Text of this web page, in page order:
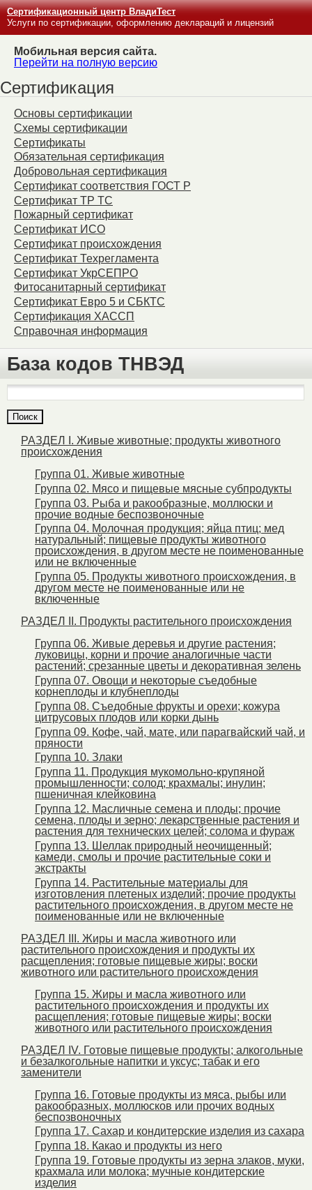
Сертификационный центр ВладиТест
Услуги по сертификации, оформлению деклараций и лицензий
Мобильная версия сайта.
Перейти на полную версию
Сертификация
Основы сертификации
Схемы сертификации
Сертификаты
Обязательная сертификация
Добровольная сертификация
Сертификат соответствия ГОСТ Р
Сертификат ТР ТС
Пожарный сертификат
Сертификат ИСО
Сертификат происхождения
Сертификат Техрегламента
Сертификат УкрСЕПРО
Фитосанитарный сертификат
Сертификат Евро 5 и СБКТС
Сертификация ХАССП
Справочная информация
База кодов ТНВЭД
РАЗДЕЛ I. Живые животные; продукты животного
происхождения
Группа 01. Живые животные
Группа 02. Мясо и пищевые мясные субпродукты
Группа 03. Рыба и ракообразные, моллюски и
прочие водные беспозвоночные
Группа 04. Молочная продукция; яйца птиц; мед
натуральный; пищевые продукты животного
происхождения, в другом месте не поименованные
или не включенные
Группа 05. Продукты животного происхождения, в
другом месте не поименованные или не
включенные
РАЗДЕЛ II. Продукты растительного происхождения
Группа 06. Живые деревья и другие растения;
луковицы, корни и прочие аналогичные части
растений; срезанные цветы и декоративная зелень
Группа 07. Овощи и некоторые съедобные
корнеплоды и клубнеплоды
Группа 08. Съедобные фрукты и орехи; кожура
цитрусовых плодов или корки дынь
Группа 09. Кофе, чай, мате, или парагвайский чай, и
пряности
Группа 10. Злаки
Группа 11. Продукция мукомольно-крупяной
промышленности; солод; крахмалы; инулин;
пшеничная клейковина
Группа 12. Масличные семена и плоды; прочие
семена, плоды и зерно; лекарственные растения и
растения для технических целей; солома и фураж
Группа 13. Шеллак природный неочищенный;
камеди, смолы и прочие растительные соки и
экстракты
Группа 14. Растительные материалы для
изготовления плетеных изделий; прочие продукты
растительного происхождения, в другом месте не
поименованные или не включенные
РАЗДЕЛ III. Жиры и масла животного или
растительного происхождения и продукты их
расщепления; готовые пищевые жиры; воски
животного или растительного происхождения
Группа 15. Жиры и масла животного или
растительного происхождения и продукты их
расщепления; готовые пищевые жиры; воски
животного или растительного происхождения
РАЗДЕЛ IV. Готовые пищевые продукты; алкогольные
и безалкогольные напитки и уксус; табак и его
заменители
Группа 16. Готовые продукты из мяса, рыбы или
ракообразных, моллюсков или прочих водных
беспозвоночных
Группа 17. Сахар и кондитерские изделия из сахара
Группа 18. Какао и продукты из него
Группа 19. Готовые продукты из зерна злаков, муки,
крахмала или молока; мучные кондитерские
изделия